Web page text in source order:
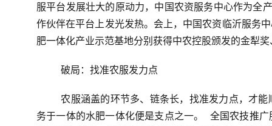
服平台发展壮大的原动力，中国农资服务中心作为全
作伙伴在平台上发光发热。会上，中国农资临沂服务
肥一体化产业示范基地分别获得中农控股颁发的金犁
破局：找准农服发力点
	农服涵盖的环节多、链条长，找准发力点，才能顺利实现模式落地、服务落地。集合了设施、产品、技术和服
务于一体的水肥一体化便是支点之一。  全国农技推